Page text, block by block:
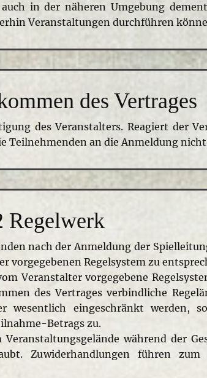
in der näheren Umgebung
Veranstaltungen durchführen
des Vertrages
des Veranstalters. Reagiert der
Teilnehmenden an die Anmeldung
Regelwerk
nach der Anmeldung der
vorgegebenen Regelsystem zu
Veranstalter vorgegebene
des Vertrages verbindliche
wesentlich eingeschränkt werden,
Betrags zu.
während der
Zuwiderhandlungen führen